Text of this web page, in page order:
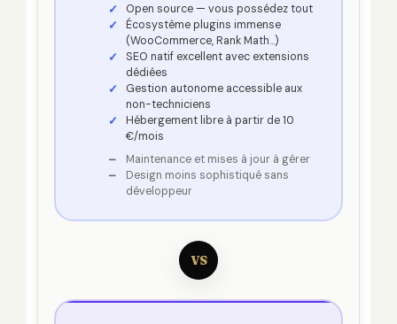
Open source — vous possédez tout
Écosystème plugins immense
(WooCommerce, Rank Math…)
SEO natif excellent avec extensions
dédiées
Gestion autonome accessible aux
non-techniciens
Hébergement libre à partir de 10
€/mois
Maintenance et mises à jour à gérer
Design moins sophistiqué sans
développeur
VS